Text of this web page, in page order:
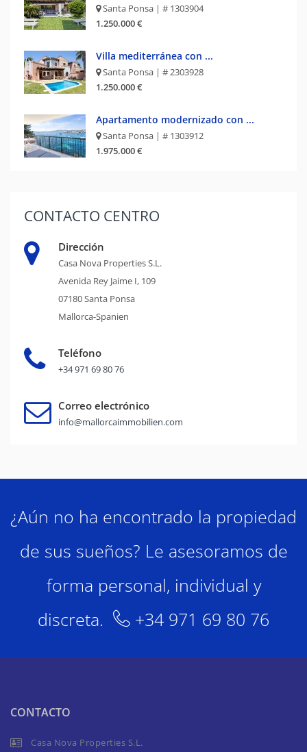
Santa Ponsa | # 1303904
1.250.000 €
Villa mediterránea con ...
Santa Ponsa | # 2303928
1.250.000 €
Apartamento modernizado con ...
Santa Ponsa | # 1303912
1.975.000 €
CONTACTO CENTRO
Dirección
Casa Nova Properties S.L.
Avenida Rey Jaime I, 109
07180 Santa Ponsa
Mallorca-Spanien
Teléfono
+34 971 69 80 76
Correo electrónico
info@mallorcaimmobilien.com
¿Aún no ha encontrado la propiedad
de sus sueños? Le asesoramos de
forma personal, individual y
discreta.
+34 971 69 80 76
CONTACTO
Casa Nova Properties S.L.